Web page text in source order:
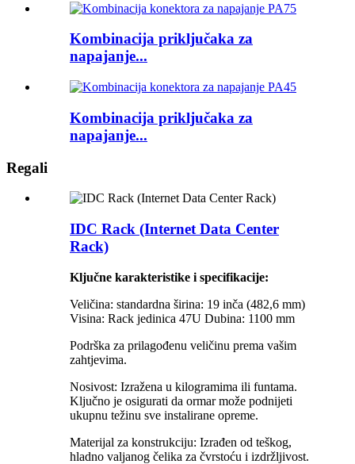
Kombinacija priključaka za
napajanje...
Kombinacija priključaka za
napajanje...
Regali
IDC Rack (Internet Data Center
Rack)
Ključne karakteristike i specifikacije:
Veličina: standardna širina: 19 inča (482,6 mm)
Visina: Rack jedinica 47U Dubina: 1100 mm
Podrška za prilagođenu veličinu prema vašim
zahtjevima.
Nosivost: Izražena u kilogramima ili funtama.
Ključno je osigurati da ormar može podnijeti
ukupnu težinu sve instalirane opreme.
Materijal za konstrukciju: Izrađen od teškog,
hladno valjanog čelika za čvrstoću i izdržljivost.